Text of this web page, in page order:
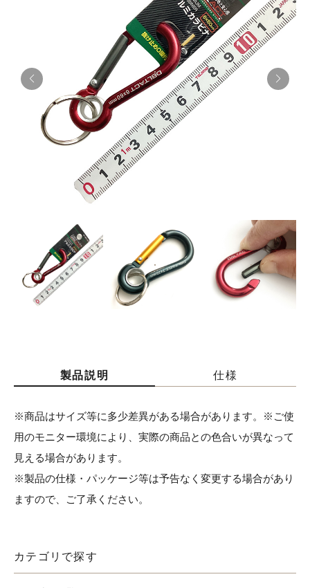
お問い合わせはこちら
製品説明 仕様
※商品はサイズ等に多少差異がある場合があります。※ご使
用のモニター環境により、実際の商品との色合いが異なって
見える場合があります。
※製品の仕様・パッケージ等は予告なく変更する場合があり
ますので、ご了承ください。
カテゴリで探す